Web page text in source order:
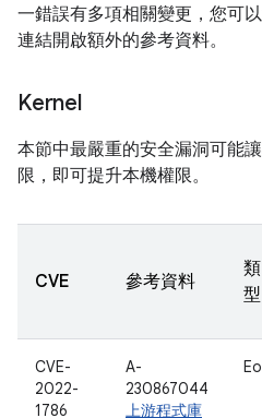
一錯誤有多項相關變更，您可
連結開啟額外的參考資料。
Kernel
本節中最嚴重的安全漏洞可能
限，即可提升本機權限。
CVE 參考資料
類
型
CVE-
2022-
1786
A-
230867044
上游程式庫